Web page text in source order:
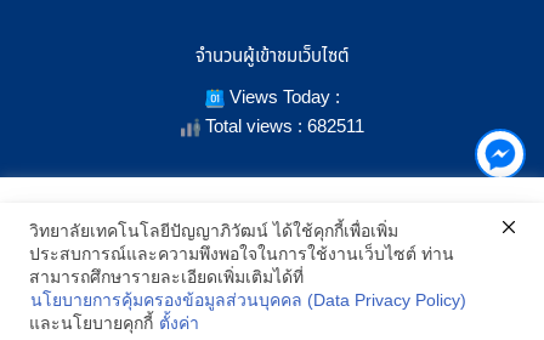
จำนวนผู้เข้าชมเว็บไซต์
Views Today :
Total views : 682511
SHOW LOCATION ON MAP
2021 All Rights Reserved © Panyapiwat Learning Center | Privacy
เราใช้คุกกี้เพื่อเพิ่มประสิทธิภาพ และประสบการณ์ที่ดีในการใช้งาน
เว็บไซต์ เมื่อคุณกดยอมรับเราจะสามารถเลือกแสดงสิ่งที่น่าสนใจสำหรับ
คุณได้โดยเฉพาะ และหากคุณต้องการเปลี่ยนการตั้งค่าของคุกกี้
สามารถเลือกตั้งค่าความยินยอมการใช้คุกกี้ได้ โดยคลิก "การตั้งค่า"
อ่านนโยบายคุกกี้เพิ่มเติม
วิทยาลัยเทคโนโลยีปัญญาภิวัฒน์ ได้ใช้คุกกี้เพื่อเพิ่ม
ประสบการณ์และความพึงพอใจในการใช้งานเว็บไซต์ ท่าน
สามารถศึกษารายละเอียดเพิ่มเติมได้ที่
นโยบายการคุ้มครองข้อมูลส่วนบุคคล (Data Privacy Policy)
และนโยบายคุกกี้ ตั้งค่า